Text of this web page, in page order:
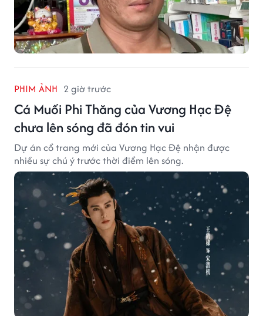
PHIM ẢNH 2 giờ trước
Cá Muối Phi Thăng của Vương Hạc Đệ
chưa lên sóng đã đón tin vui
Dự án cổ trang mới của Vương Hạc Đệ nhận được
nhiều sự chú ý trước thời điểm lên sóng.